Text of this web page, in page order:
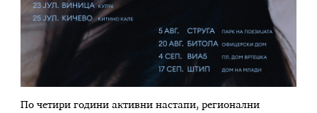
По четири години активни настапи, регионални